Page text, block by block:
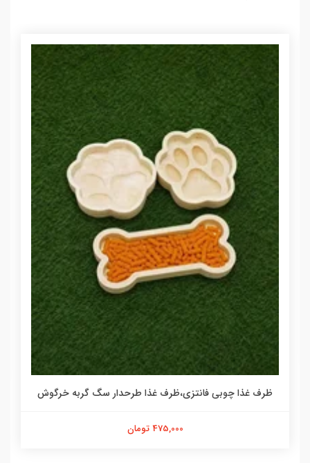
ظرف غذا چوبی فانتزی،ظرف غذا طرحدار سگ گربه خرگوش
475,000 تومان